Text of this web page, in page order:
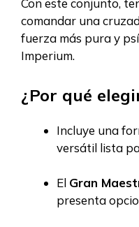
Con este conjunto,
comandar una
fuerza más pura y
Imperium.
¿Por qué
Incluye una
versátil lista
El Gran
presenta